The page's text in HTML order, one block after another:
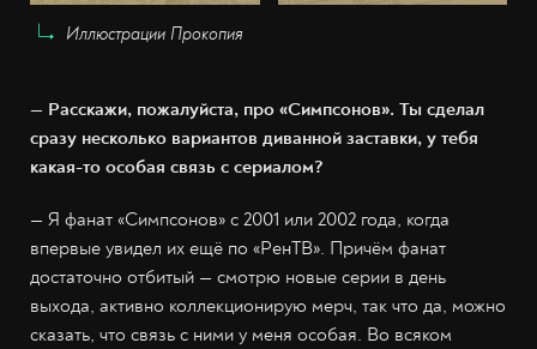
Иллюстрации Прокопия
— Расскажи, пожалуйста, про «Симпсонов». Ты сделал
сразу несколько вариантов диванной заставки, у тебя
какая-то особая связь с сериалом?
— Я фанат «Симпсонов» с 2001 или 2002 года, когда
впервые увидел их ещё по «РенТВ». Причём фанат
достаточно отбитый — смотрю новые серии в день
выхода, активно коллекционирую мерч, так что да, можно
сказать, что связь с ними у меня особая. Во всяком